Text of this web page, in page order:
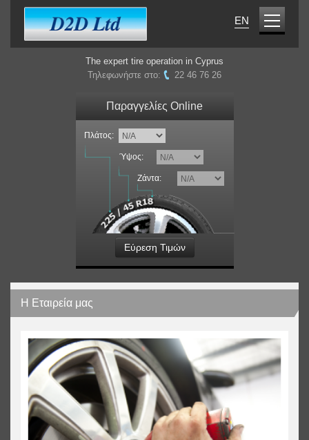
EN
The expert tire operation in Cyprus
Τηλεφωνήστε στο:
22 46 76 26
Παραγγελίες Online
Πλάτος:
Ύψος:
Ζάντα:
Εύρεση Τιμών
Η Εταιρεία μας